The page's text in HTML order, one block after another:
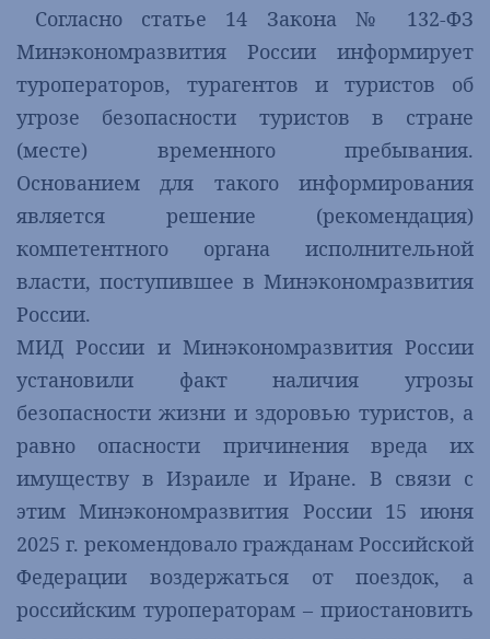
Согласно статье 14 Закона № 132-ФЗ
Минэкономразвития России информирует
туроператоров, турагентов и туристов об
угрозе безопасности туристов в стране
(месте) временного пребывания.
Основанием для такого информирования
является решение (рекомендация)
компетентного органа исполнительной
власти, поступившее в Минэкономразвития
России.
МИД России и Минэкономразвития России
установили факт наличия угрозы
безопасности жизни и здоровью туристов, а
равно опасности причинения вреда их
имуществу в Израиле и Иране. В связи с
этим Минэкономразвития России 15 июня
2025 г. рекомендовало гражданам Российской
Федерации воздержаться от поездок, а
российским туроператорам – приостановить